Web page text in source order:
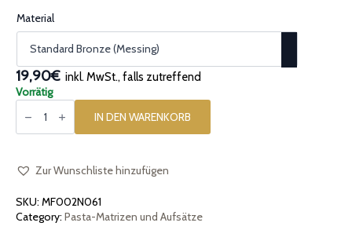
Material
19,90€ inkl. MwSt., falls zutreffend
Vorrätig
Pasta-
Einsatz
2]
IN DEN WARENKORB
Zur Wunschliste hinzufügen
SKU: MF002N061
Category: Pasta-Matrizen und Aufsätze